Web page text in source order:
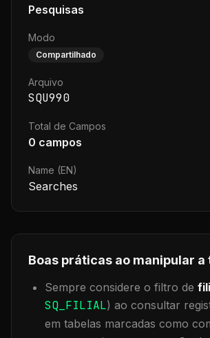
Pesquisas
Modo
Compartilhado
Arquivo
SQU990
Total de Campos
0 campos
Name (EN)
Searches
Boas práticas ao manipular a
Sempre considere o filtro de
SQ_FILIAL) ao consultar
em tabelas marcadas como